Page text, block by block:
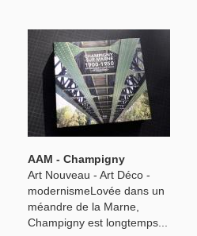
AAM - Champigny
Art Nouveau - Art Déco -
modernismeLovée dans un
méandre de la Marne,
Champigny est longtemps...